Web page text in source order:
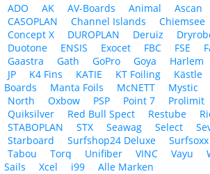
ADO
AK AV-Boards Animal Ascan
CASOPLAN
Channel Islands Chiemsee
Concept X
DUROPLAN Deruiz
Duotone
ENSIS Exocet FBC FSE
Gaastra
Gath GoPro Goya Harlem
JP
K4 Fins KATIE KT Foiling Kästle
Boards
Manta Foils McNETT Mystic
North
Oxbow PSP Point 7 Prolimit
Quiksilver
Red Bull Spect Restube
STABOPLAN
STX Seawag Select
Starboard
Surfshop24 Deluxe Surfsoxx
Tabou
Torq Unifiber VINC Vayu
Sails
Xcel i99 Alle Marken